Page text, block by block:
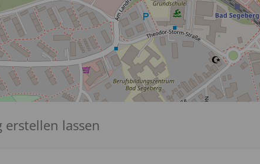
erstellen lassen